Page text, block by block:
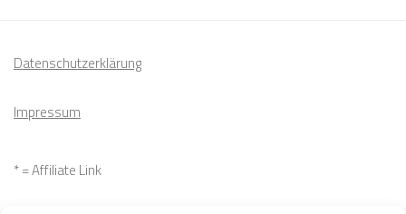
Datenschutzerklärung
Impressum
* = Affiliate Link